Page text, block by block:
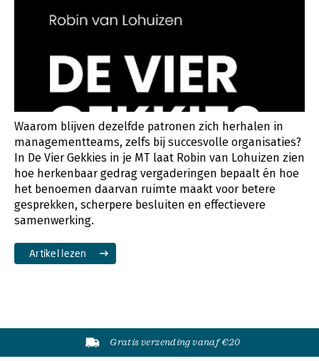
Waarom blijven dezelfde patronen zich herhalen in
managementteams, zelfs bij succesvolle organisaties?
In De Vier Gekkies in je MT laat Robin van Lohuizen zien
hoe herkenbaar gedrag vergaderingen bepaalt én hoe
het benoemen daarvan ruimte maakt voor betere
gesprekken, scherpere besluiten en effectievere
samenwerking.
Artikel lezen
Gratis verzending vanaf €20